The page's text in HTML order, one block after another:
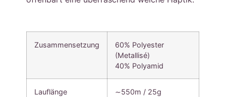
Zusammensetzung
60% Polyester
(Metallisé)
40% Polyamid
Lauflänge ∼550m / 25g